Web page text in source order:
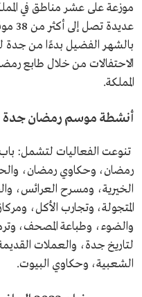
موزعة على عشر مناطق في
بالشهر الفضيل بدءًا من جدة
الاحتفالات من خلال طابع
المملكة.
أنشطة موسم رمضان جدة 2023
تنوعت الفعاليات لتشمل:
رمضان، وحكاوي رمضان،
الخيرية، ومسرح العرائس،
المتجولة، وتجارب الأكل،
والضوء، وطباعة المصحف،
لتاريخ جدة، والعملات
الشعبية، وحكاوي البيوت.